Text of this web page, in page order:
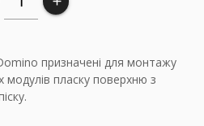
призначені для монтажу
пласку поверхню з